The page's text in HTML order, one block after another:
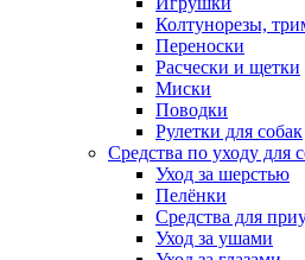
Колтунорезы,
Переноски
Расчески и щетки
Миски
Поводки
Рулетки для собак
Средства по уходу для
Уход за шерстью
Пелёнки
Средства для
Уход за ушами